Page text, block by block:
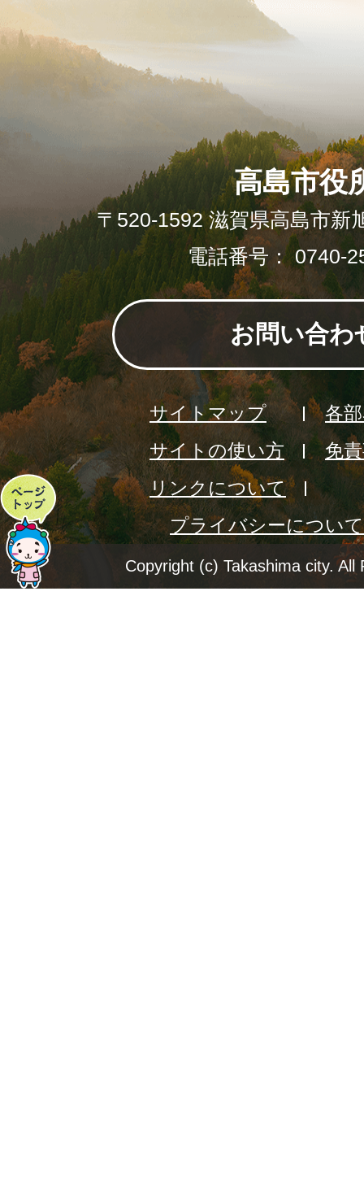
ペ
ー
ジ
高島市役
〒520-1592 滋賀県高島市新
電話番号： 0740-
お問い合わ
サイトマップ
各
サイトの使い方
免
リンクについて
プライバシーについて
Copyright (c) Takashima city. All